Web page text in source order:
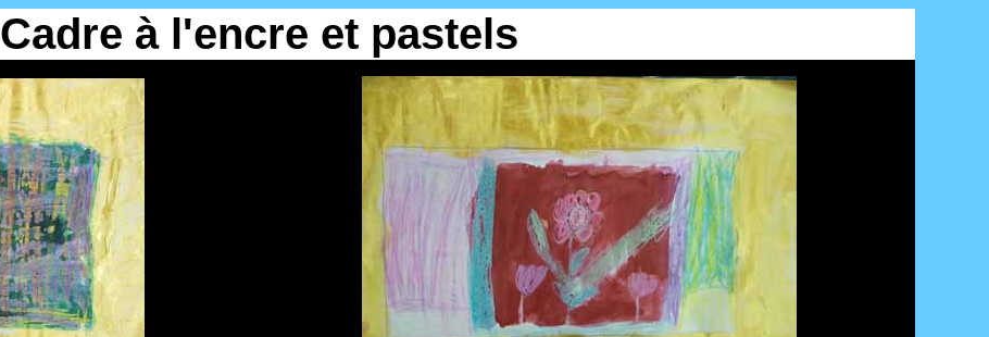
Cadre à l'encre et pastels